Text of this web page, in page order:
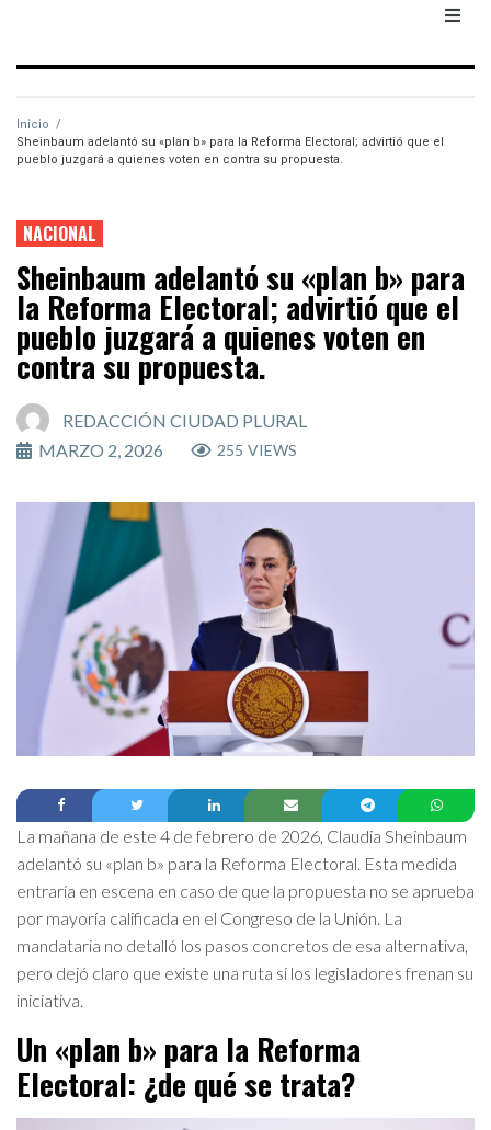
Inicio /
Sheinbaum adelantó su «plan b» para la Reforma Electoral; advirtió que el
pueblo juzgará a quienes voten en contra su propuesta.
NACIONAL
Sheinbaum adelantó su «plan b» para
la Reforma Electoral; advirtió que el
pueblo juzgará a quienes voten en
contra su propuesta.
REDACCIÓN CIUDAD PLURAL
MARZO 2, 2026
255 VIEWS
La mañana de este 4 de febrero de 2026, Claudia Sheinbaum
adelantó su «plan b» para la Reforma Electoral. Esta medida
entraría en escena en caso de que la propuesta no se aprueba
por mayoría calificada en el Congreso de la Unión. La
mandataria no detalló los pasos concretos de esa alternativa,
pero dejó claro que existe una ruta si los legisladores frenan su
iniciativa.
Un «plan b» para la Reforma
Electoral: ¿de qué se trata?